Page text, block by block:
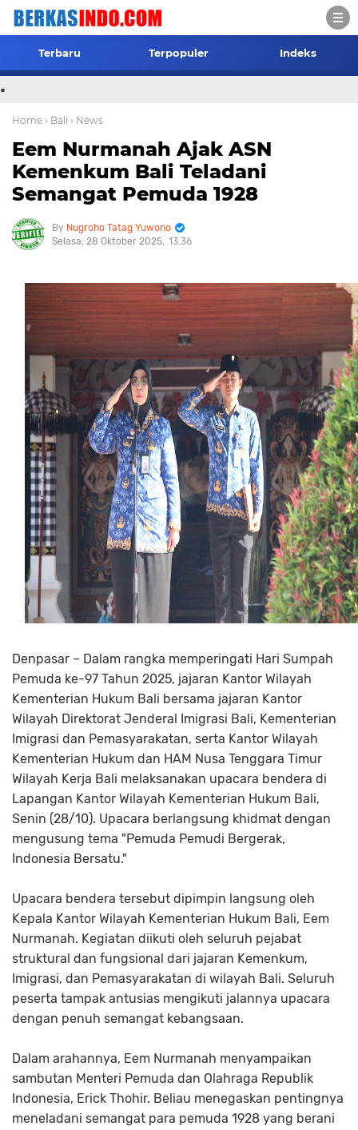
Terbaru Terpopuler Indeks
.
Home › Bali › News
Eem Nurmanah Ajak ASN
Kemenkum Bali Teladani
Semangat Pemuda 1928
Nugroho Tatag Yuwono
Selasa, 28 Oktober 2025 13.36
Denpasar – Dalam rangka memperingati Hari Sumpah
Pemuda ke-97 Tahun 2025, jajaran Kantor Wilayah
Kementerian Hukum Bali bersama jajaran Kantor
Wilayah Direktorat Jenderal Imigrasi Bali, Kementerian
Imigrasi dan Pemasyarakatan, serta Kantor Wilayah
Kementerian Hukum dan HAM Nusa Tenggara Timur
Wilayah Kerja Bali melaksanakan upacara bendera di
Lapangan Kantor Wilayah Kementerian Hukum Bali,
Senin (28/10). Upacara berlangsung khidmat dengan
mengusung tema "Pemuda Pemudi Bergerak,
Indonesia Bersatu."
Upacara bendera tersebut dipimpin langsung oleh
Kepala Kantor Wilayah Kementerian Hukum Bali, Eem
Nurmanah. Kegiatan diikuti oleh seluruh pejabat
struktural dan fungsional dari jajaran Kemenkum,
Imigrasi, dan Pemasyarakatan di wilayah Bali. Seluruh
peserta tampak antusias mengikuti jalannya upacara
dengan penuh semangat kebangsaan.
Dalam arahannya, Eem Nurmanah menyampaikan
sambutan Menteri Pemuda dan Olahraga Republik
Indonesia, Erick Thohir. Beliau menegaskan pentingnya
meneladani semangat para pemuda 1928 yang berani